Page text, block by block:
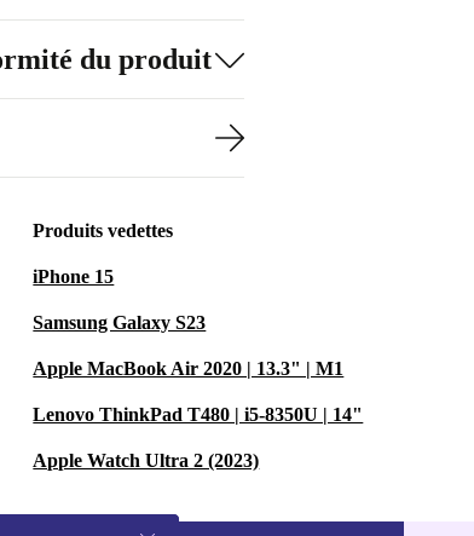
du produit
Produits vedettes
iPhone 15
Samsung Galaxy S23
Apple MacBook Air 2020 | 13.3" | M1
Lenovo ThinkPad T480 | i5-8350U | 14"
Apple Watch Ultra 2 (2023)